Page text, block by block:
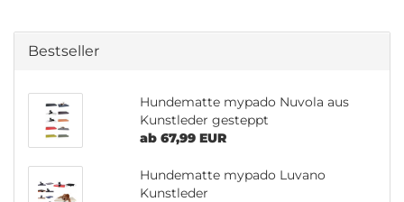
Bestseller
Hundematte mypado Nuvola aus
Kunstleder gesteppt
ab 67,99 EUR
Hundematte mypado Luvano
Kunstleder